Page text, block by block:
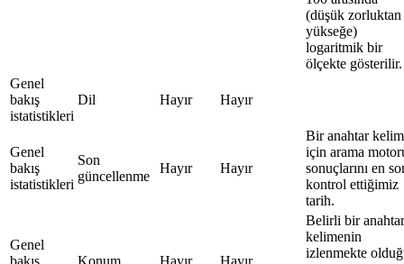
(düşük zorluktan
yükseğe)
logaritmik bir
ölçekte gösterilir.
Genel
bakış
istatistikleri
Dil Hayır Hayır
Genel
bakış
istatistikleri
Son
güncellenme
Hayır Hayır
Bir anahtar
için arama
sonuçlarını en
kontrol ettiğimiz
tarih.
Genel
Belirli bir anahtar
kelimenin
izlenmekte